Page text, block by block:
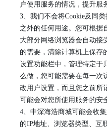
户使用服务的情况，提升服
3、 我们不会将Cookie及同
之外的任何用途。您可根据
大部分网络浏览器会自动接
的需要，清除计算机上保存
设置功能栏中，管理特定于
么做，您可能需要在每一次
改用户设置，而且您之前所
可能会对您所使用服务的安
4、 中深海浩商城可能会收
的IP地址、浏览器类型、互